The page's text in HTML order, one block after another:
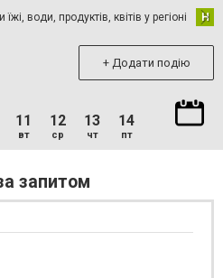
води, продуктів, квітів у регіоні Н
+ Додати подію
11
вт
12
ср
13
чт
14
пт
запитом